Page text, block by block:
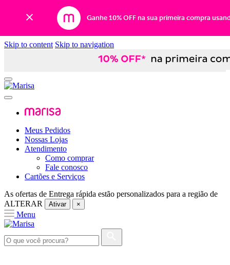
Ganhe 10% OFF na sua primeira compra
Skip to content Skip to navigation
Meus Pedidos
Nossas Lojas
Atendimento
Como comprar
Fale conosco
Cartões e Serviços
As ofertas de Entrega rápida estão personalizados para a região de
ALTERAR
Ativar ×
Menu